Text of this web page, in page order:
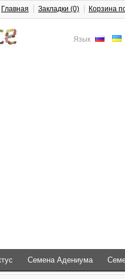
Язык
Главная Закладки (0) Корзина
Семена Адениума